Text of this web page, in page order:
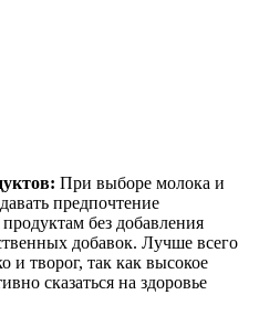
При выборе молока и
предпочтение
без добавления
добавок. Лучше всего
и творог, так как высокое
сказаться на здоровье